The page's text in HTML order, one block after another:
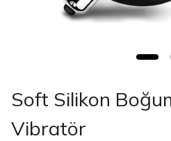
Soft Silikon
Vibratör